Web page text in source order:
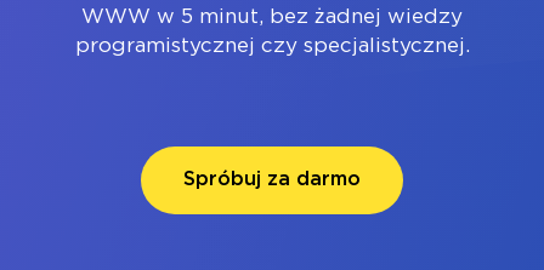
WWW w 5 minut, bez żadnej wiedzy
programistycznej czy specjalistycznej.
Spróbuj za darmo